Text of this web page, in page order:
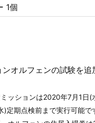
1個
オルフェンの試験を追
ッションは2020年7月1日(
定期点検前まで実行可能で